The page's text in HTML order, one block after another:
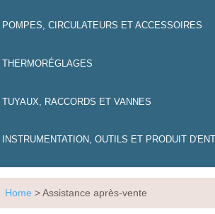
POMPES, CIRCULATEURS ET ACCESSOIRES
THERMORÉGLAGES
TUYAUX, RACCORDS ET VANNES
INSTRUMENTATION, OUTILS ET PRODUIT
Home > Assistance après-vente